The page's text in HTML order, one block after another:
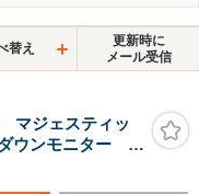
替え
更新時に
メール受信
マジェスティッ
ウンモニター 4
ター ベットキ
ウカーテン 新